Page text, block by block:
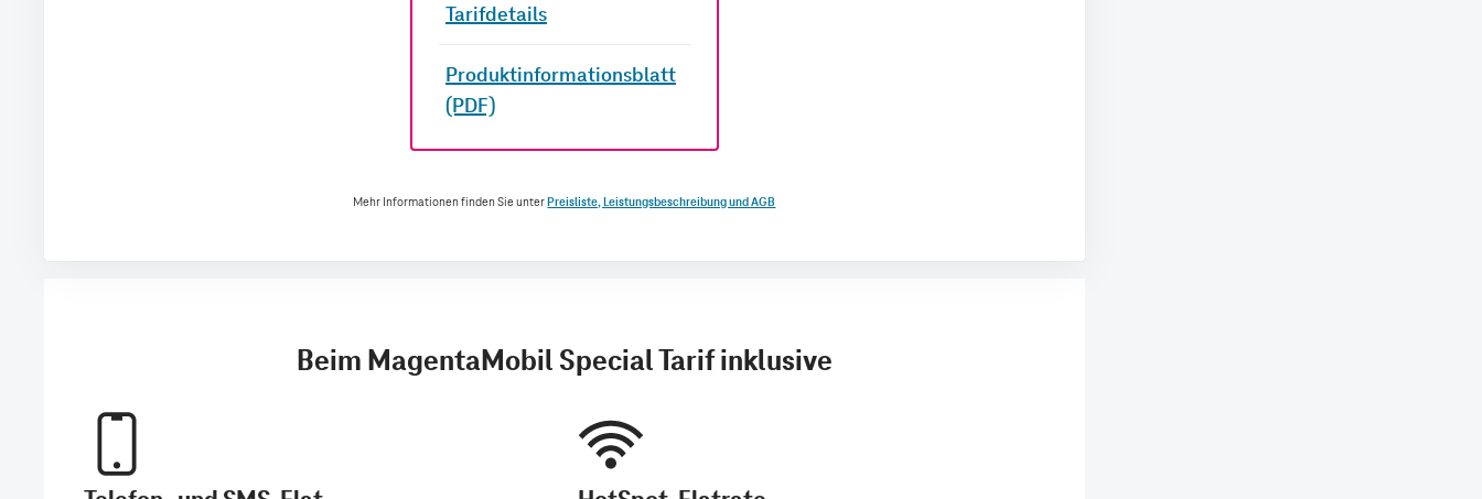
Tarifdetails
Produktinformationsblatt
(PDF)
Mehr Informationen finden Sie unterPreisliste, Leistungsbeschreibung und AGB